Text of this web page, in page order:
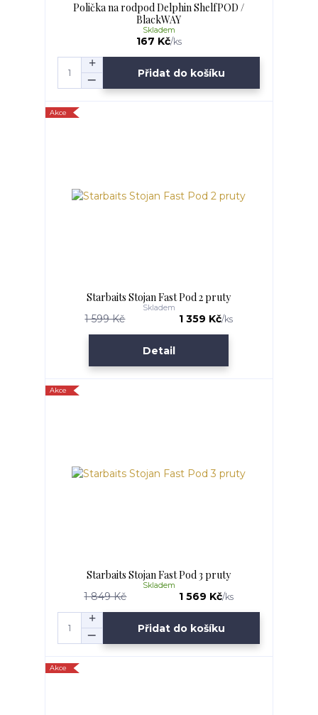
Polička na rodpod Delphin ShelfPOD /
BlackWAY
167 Kč/ks
Skladem
Přidat do košíku
Akce
Starbaits Stojan Fast Pod 2 pruty
1 599 Kč 1 359 Kč/ks
Skladem
Detail
Akce
Starbaits Stojan Fast Pod 3 pruty
1 849 Kč 1 569 Kč/ks
Skladem
Přidat do košíku
Akce